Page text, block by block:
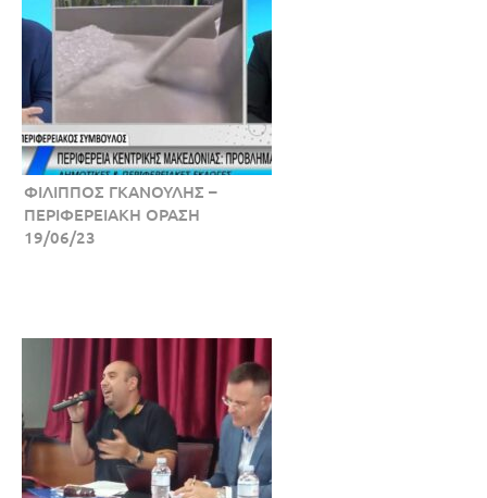
ΦΙΛΙΠΠΟΣ ΓΚΑΝΟΥΛΗΣ –
ΠΕΡΙΦΕΡΕΙΑΚΗ ΟΡΑΣΗ
19/06/23